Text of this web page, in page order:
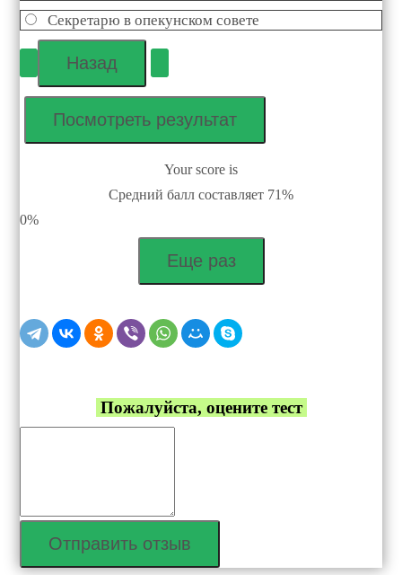
Секретарю в опекунском совете
Your score is
Средний балл составляет 71%
0%
Еще раз
Пожалуйста, оцените тест
Отправить отзыв